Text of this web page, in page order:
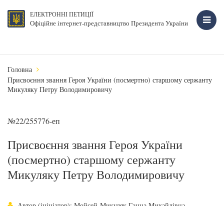
ЕЛЕКТРОННІ ПЕТИЦІЇ
Офіційне інтернет-представництво Президента України
Головна
Присвоєння звання Героя України (посмертно) старшому сержанту
Микуляку Петру Володимировичу
№22/255776-еп
Присвоєння звання Героя України
(посмертно) старшому сержанту
Микуляку Петру Володимировичу